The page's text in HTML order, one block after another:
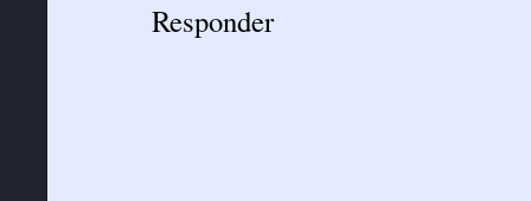
Responder